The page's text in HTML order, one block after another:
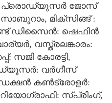
പ്രൊഡ്യൂസർ ജോസ്
മിക്സിങ്ങ് :
ഡിസൈൻ: ഷെഫിൻ
വസ്ത്രലങ്കാരം:
സജി കോരട്ടി,
വർഗീസ്
കൺട്രോളർ:
സ്പ്രിംഗ്,